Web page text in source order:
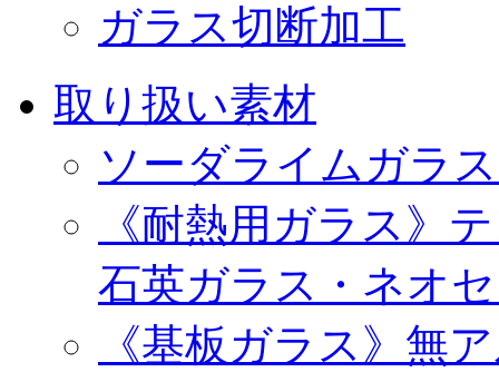
ガラス切断加工
取り扱い素材
ソーダライムガラ
《耐熱用ガラス》
石英ガラス・ネオ
《基板ガラス》無